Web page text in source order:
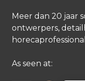
Meer dan 20 jaar
ontwerpers,
As seen at: